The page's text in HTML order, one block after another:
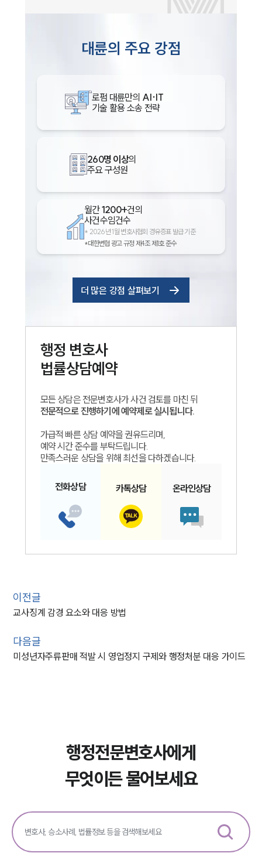
대륜의 주요 강점
로펌 대륜만의 AI·IT
기술 활용 소송 전략
260명 이상의
주요 구성원
월간1200+건의
사건수임건수
* 2026년 1월 변호사협회 경유증표 발급 기준
*대한변협 광고 규정 제4조 제1호 준수
더 많은 강점 살펴보기
행정 변호사
법률상담예약
모든 상담은 전문변호사가 사건 검토를 마친 뒤
전문적으로 진행하기에 예약제로 실시됩니다.
가급적 빠른 상담 예약을 권유드리며,
예약 시간 준수를 부탁드립니다.
만족스러운 상담을 위해 최선을 다하겠습니다.
전화상담 카톡상담 온라인상담
이전글
교사징계 감경 요소와 대응 방법
다음글
미성년자주류판매 적발 시 영업정지 구제와 행정처분 대응 가이드
행정전문변호사에게
무엇이든 물어보세요